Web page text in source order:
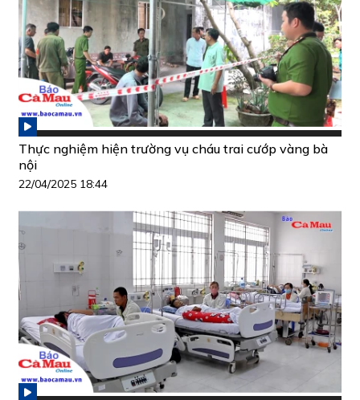
Thực nghiệm hiện trường vụ cháu trai cướp vàng bà
nội
22/04/2025 18:44